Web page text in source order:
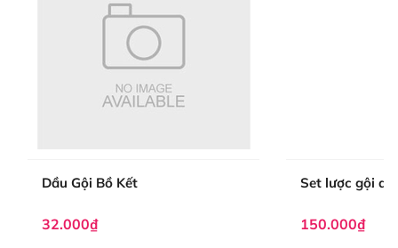
Dầu Gội Bồ Kết
32.000₫
Set lược gội
150.000₫